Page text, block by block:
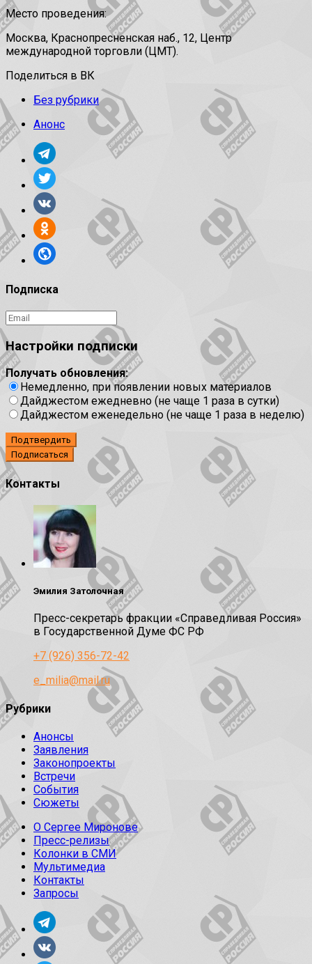
Место проведения:
Москва, Краснопресненская наб., 12, Центр
международной торговли (ЦМТ).
Поделиться в ВК
Без рубрики
Анонс
Подписка
Настройки подписки
Получать обновления:
Немедленно, при появлении новых материалов
Дайджестом ежедневно (не чаще 1 раза в сутки)
Дайджестом еженедельно (не чаще 1 раза в неделю)
Подтвердить
Контакты
Эмилия Затолочная
Пресс-секретарь фракции «Справедливая Россия»
в Государственной Думе ФС РФ
+7 (926) 356-72-42
e_milia@mail.ru
Рубрики
Анонсы
Заявления
Законопроекты
Встречи
События
Сюжеты
О Сергее Миронове
Пресс-релизы
Колонки в СМИ
Мультимедиа
Контакты
Запросы